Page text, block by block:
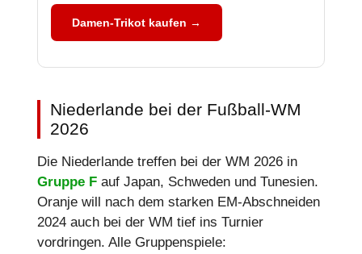
Damen-Trikot kaufen →
Niederlande bei der Fußball-WM
2026
Die Niederlande treffen bei der WM 2026 in
Gruppe F auf Japan, Schweden und Tunesien.
Oranje will nach dem starken EM-Abschneiden
2024 auch bei der WM tief ins Turnier
vordringen. Alle Gruppenspiele: